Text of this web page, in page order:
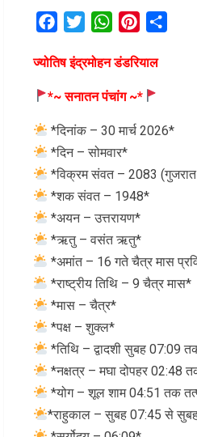
FacebookTwitterWhatsAppPinterest
ज्योतिष इंद्रमोहन डंडरियाल
*~ सनातन पंचांग ~*
*दिनांक – 30 मार्च 2026*
*दिन – सोमवार*
*विक्रम संवत – 2083
*शक संवत – 1948*
*अयन – उत्तरायण*
*ऋतु – वसंत ऋतु*
*अमांत – 16 गते चैत्र मास
*राष्ट्रीय तिथि – 9 चैत्र मास*
*मास – चैत्र*
*पक्ष – शुक्ल*
*तिथि – द्वादशी सुबह 07:09
*नक्षत्र – मघा दोपहर 02:48
*योग – शूल शाम 04:51 तक
*राहुकाल – सुबह 07:45 से